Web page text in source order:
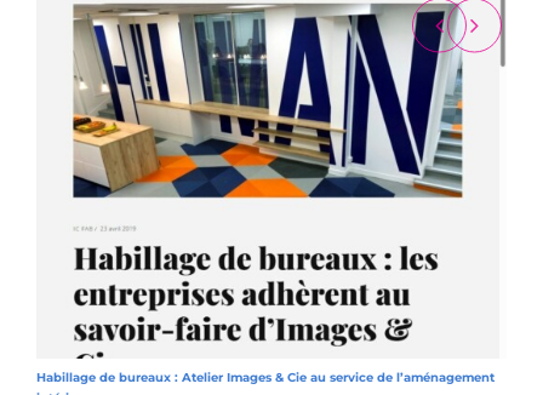
Habillage de bureaux : Atelier Images & Cie au service de l’aménagement